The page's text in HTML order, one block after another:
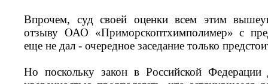
Впрочем, суд своей оценки всем этим
отзыву ОАО «Приморскоптхимполимер» с
еще не дал - очередное заседание только
Но поскольку закон в Российской